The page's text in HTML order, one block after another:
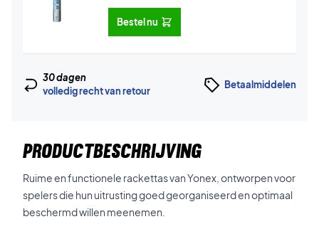
Bestel nu
30 dagen
volledig recht van retour
Betaalmiddelen
PRODUCTBESCHRIJVING
Ruime en functionele rackettas van Yonex, ontworpen voor
spelers die hun uitrusting goed georganiseerd en optimaal
beschermd willen meenemen.